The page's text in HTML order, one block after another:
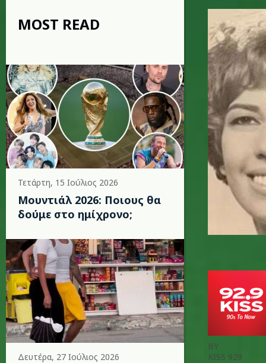
MOST READ
Τετάρτη, 15 Ιούλιος 2026
Μουντιάλ 2026: Ποιους θα
δούμε στο ημίχρονο;
Δευτέρα, 27 Ιούλιος 2026
BY
KISS 929